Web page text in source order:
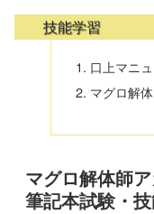
技能学習
口上マニ
マグロ解
マグロ解体師
筆記本試験・